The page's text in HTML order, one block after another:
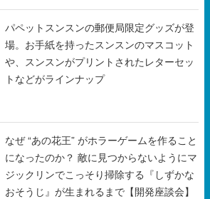
パペットスンスンの郵便局限定グッズが登
場。お手紙を持ったスンスンのマスコット
や、スンスンがプリントされたレターセッ
トなどがラインナップ
なぜ “あの花王” がホラーゲームを作ること
になったのか？ 敵に見つからないようにマ
ジックリンでこっそり掃除する『しずかな
おそうじ』が生まれるまで【開発座談会】